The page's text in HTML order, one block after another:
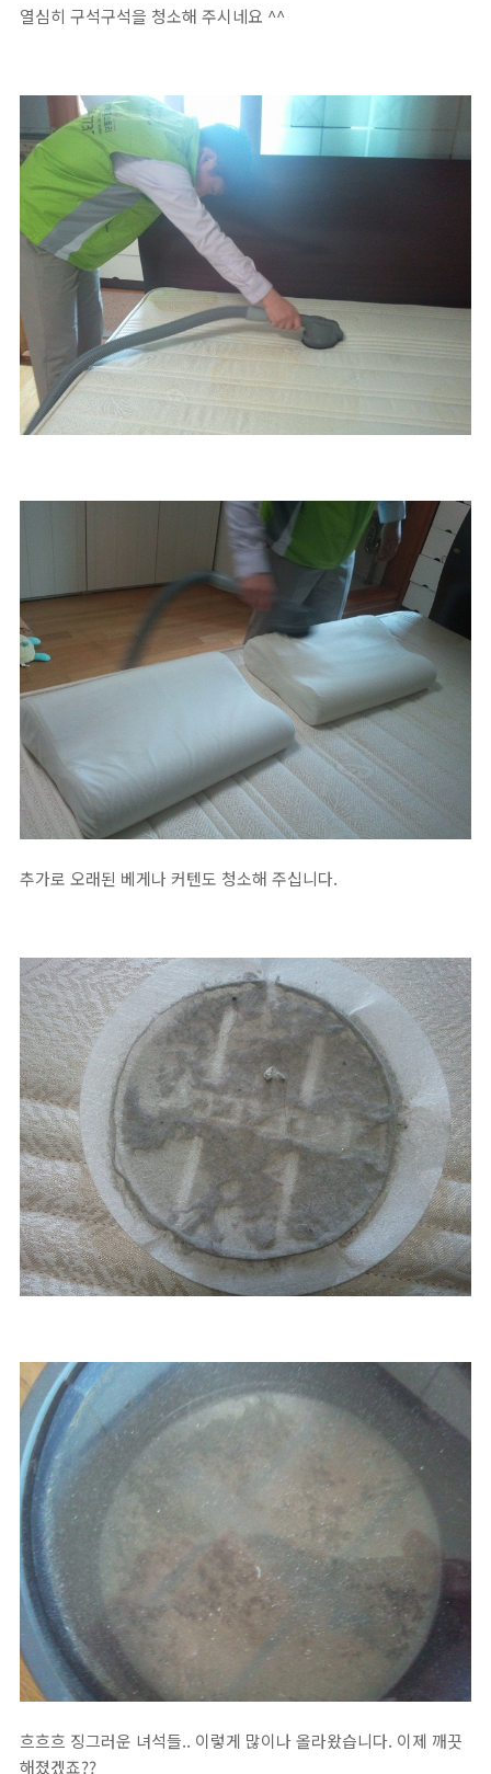
열심히 구석구석을 청소해 주시네요 ^^
추가로 오래된 베게나 커텐도 청소해 주십니다.
흐흐흐 징그러운 녀석들.. 이렇게 많이나 올라왔습니다. 이제 깨끗
해졌겠죠??